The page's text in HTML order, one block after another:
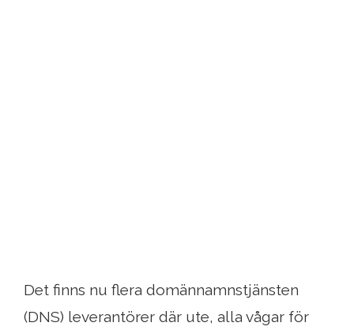
Det finns nu flera domännamnstjänsten
(DNS) leverantörer där ute, alla vågar för